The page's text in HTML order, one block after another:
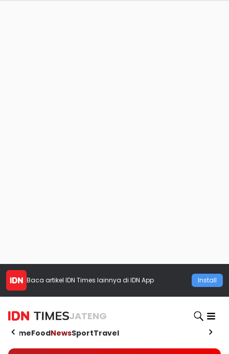
Baca artikel IDN Times lainnya di IDN App Install
JATENG
HomeFoodNewsSportTravel